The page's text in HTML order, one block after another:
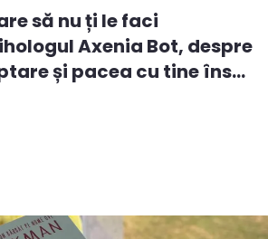
să nu ți le faci
Axenia Bot, despre
și pacea cu tine îns...